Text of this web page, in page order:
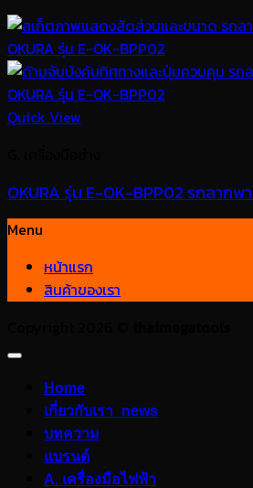
Quick View
OKURA รุ่น E-OK-BPP02 รถลากพ
Menu
หน้าแรก
สินค้าของเรา
Home
เกี่ยวกับเรา_news
บทความ
แบรนด์
A. เครื่องมือไฟฟ้า